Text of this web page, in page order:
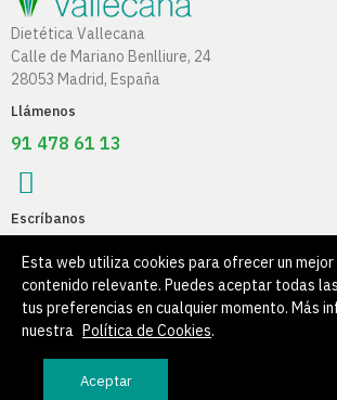
Dietética Vallecana
Calle de Mariano Benlliure, 24
28053 Madrid, España
Llámenos
91 478 61 13
Escríbanos
info@dieteticavallecana.com
Información
Productos
Esta web utiliza cookies para ofrecer un
contenido relevante. Puedes aceptar todas
tus preferencias en cualquier momento. Más
nuestra Política de Cookies.
Aceptar